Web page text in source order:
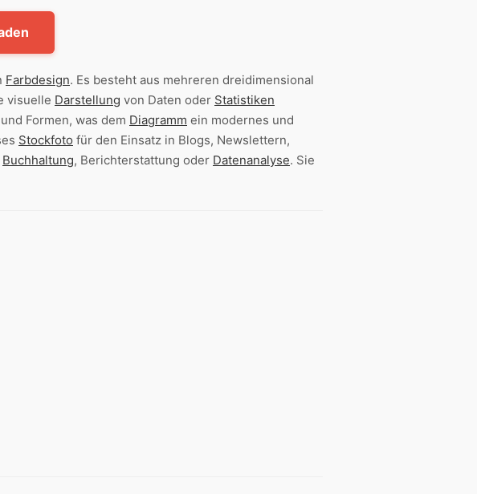
Farbdesign. Es besteht aus mehreren dreidimensional
visuelle Darstellung von Daten oder Statistiken
Formen, was dem Diagramm ein modernes und
Stockfoto für den Einsatz in Blogs, Newslettern,
Buchhaltung, Berichterstattung oder Datenanalyse. Sie